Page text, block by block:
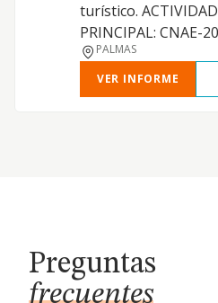
turístico. ACTIVIDAD
PRINCIPAL: CNAE-
PALMAS
VER INFORME
Preguntas
frecuentes